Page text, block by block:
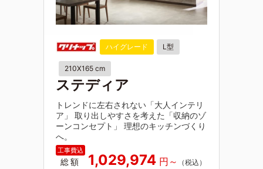
ハイグレード L型
210X165 cm
ステディア
トレンドに左右されない「大人インテリ
ア」 取り出しやすさを考えた「収納のゾ
ーンコンセプト」 理想のキッチンづくり
へ。
総額 1,029,974